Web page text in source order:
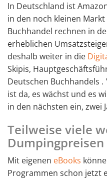
In Deutschland ist
in den noch kleinen
Buchhandel rechnen in
erheblichen
deshalb weiter in die
Skipis,
Deutschen Buchhandels
ist da, es wächst und es
in den nächsten ein, zwei
Teilweise viele
Dumpingpreisen
Mit eigenen eBooks
Programmen schon jetzt